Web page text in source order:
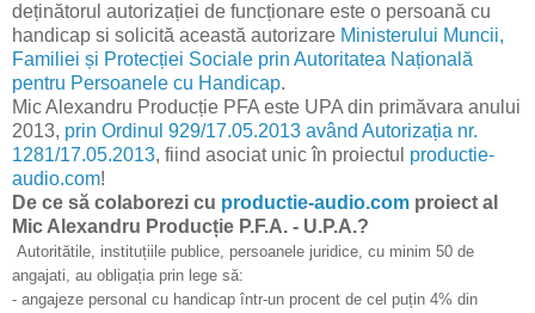
deținătorul autorizației de funcționare este o persoană cu
handicap si solicită această autorizare Ministerului Muncii,
Familiei și Protecției Sociale prin Autoritatea Națională
pentru Persoanele cu Handicap.
Mic Alexandru Producție PFA este UPA din primăvara anului
2013, prin Ordinul 929/17.05.2013 având Autorizația nr.
1281/17.05.2013, fiind asociat unic în proiectul productie-
audio.com!
De ce să colaborezi cu productie-audio.com proiect al
Mic Alexandru Producție P.F.A. - U.P.A.?
Autoritătile, instituțiile publice, persoanele juridice, cu minim 50 de
angajati, au obligația prin lege să:
- angajeze personal cu handicap într-un procent de cel puțin 4% din